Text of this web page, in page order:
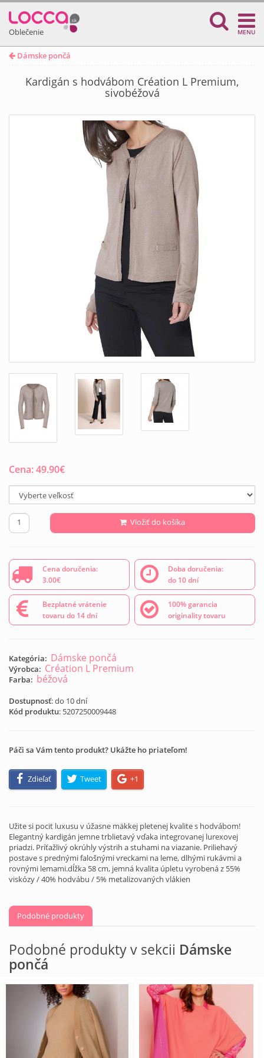
Oblečenie MENU
Dámske pončá
Kardigán s hodvábom Création L Premium,
sivobéžová
Cena:49.90€
Vložiť do košíka
Cena doručenia:
3.00€
Doba doručenia:
do 10 dní
Bezplatné vrátenie
tovaru do 14 dní
100% garancia
originality tovaru
Kategória: Dámske pončá
Výrobca: Création L Premium
Farba: béžová
Dostupnosť: do 10 dní
Kód produktu: 5207250009448
Páči sa Vám tento produkt? Ukážte ho priateľom!
Zdieľať Tweet +1
Užite si pocit luxusu v úžasne mäkkej pletenej kvalite s hodvábom!
Elegantný kardigán jemne trblietavý vďaka integrovanej lurexovej
priadzi. Príťažlivý okrúhly výstrih a stuhami na viazanie. Priliehavý
postave s prednými falošnými vreckami na leme, dlhými rukávmi a
rovnými lemami.dĺžka 58 cm, jemná kvalita úpletu vyrobená z 55%
viskózy / 40% hodvábu / 5% metalizovaných vlákien
Podobné produkty
Podobné produkty v sekcii Dámske
pončá